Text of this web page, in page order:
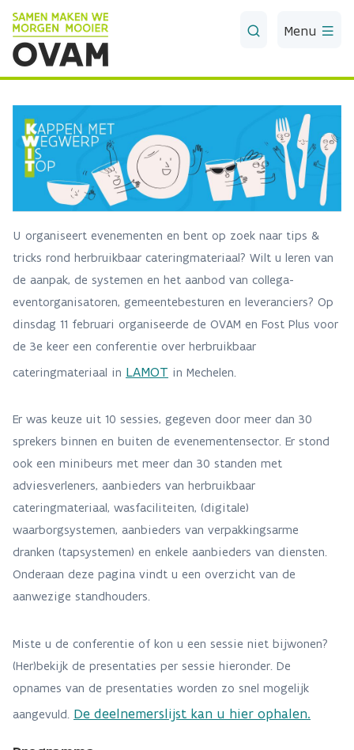
Skip to Main Content
Menu
U organiseert evenementen en bent op zoek naar tips &
tricks rond herbruikbaar cateringmateriaal? Wilt u leren van
de aanpak, de systemen en het aanbod van collega-
eventorganisatoren, gemeentebesturen en leveranciers? Op
dinsdag 11 februari organiseerde de OVAM en Fost Plus voor
de 3e keer een conferentie over herbruikbaar
cateringmateriaal in LAMOT in Mechelen.
Er was keuze uit 10 sessies, gegeven door meer dan 30
sprekers binnen en buiten de evenementensector. Er stond
ook een minibeurs met meer dan 30 standen met
adviesverleners, aanbieders van herbruikbaar
cateringmateriaal, wasfaciliteiten, (digitale)
waarborgsystemen, aanbieders van verpakkingsarme
dranken (tapsystemen) en enkele aanbieders van diensten.
Onderaan deze pagina vindt u een overzicht van de
aanwezige standhouders.
Miste u de conferentie of kon u een sessie niet bijwonen?
(Her)bekijk de presentaties per sessie hieronder. De
opnames van de presentaties worden zo snel mogelijk
aangevuld. De deelnemerslijst kan u hier ophalen.